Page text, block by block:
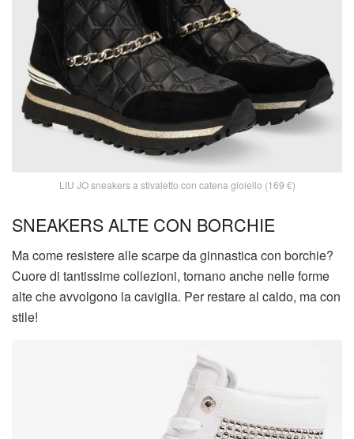
LIU JO sneakers a stivaletto con catena gioiello (169 €)
SNEAKERS ALTE CON BORCHIE
Ma come resistere alle scarpe da ginnastica con borchie?
Cuore di tantissime collezioni, tornano anche nelle forme
alte che avvolgono la caviglia. Per restare al caldo, ma con
stile!